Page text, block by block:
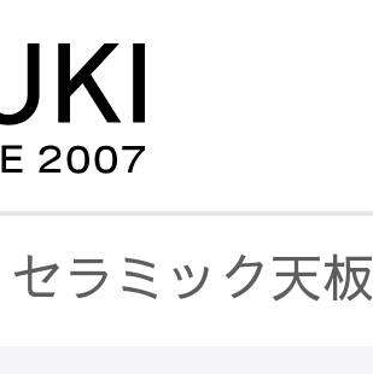
セラミック天板